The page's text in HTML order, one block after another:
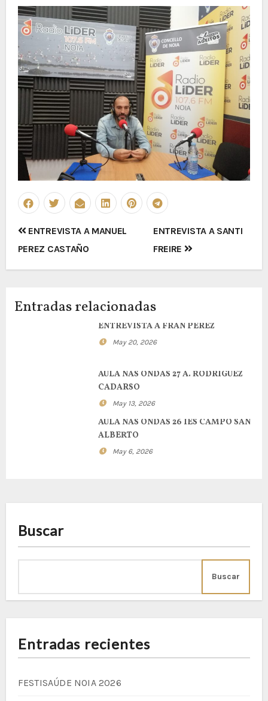
Navegación
de
entradas
ENTREVISTA A MANUEL
PEREZ CASTAÑO
ENTREVISTA A SANTI
FREIRE
Entradas relacionadas
ENTREVISTA A FRAN PEREZ
May 20, 2026
AULA NAS ONDAS 27 A. RODRIGUEZ
CADARSO
May 13, 2026
AULA NAS ONDAS 26 IES CAMPO SAN
ALBERTO
May 6, 2026
Buscar
Buscar
Entradas recientes
FESTISAÚDE NOIA 2026